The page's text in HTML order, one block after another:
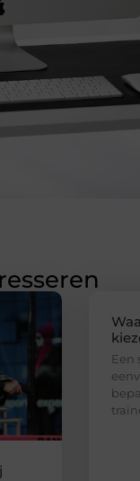
Een